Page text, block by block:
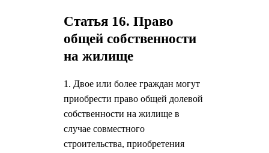
Статья 16. Право
общей собственности
на жилище
1. Двое или более граждан могут
приобрести право общей долевой
собственности на жилище в
случае совместного
строительства, приобретения